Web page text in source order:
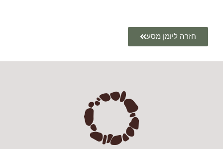
חזרה ליומן מסע